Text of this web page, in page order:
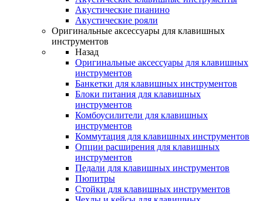
Акустические пианино
Акустические рояли
Оригинальные аксессуары для клавишных
инструментов
Назад
Оригинальные аксессуары для клавишных
инструментов
Банкетки для клавишных инструментов
Блоки питания для клавишных
инструментов
Комбоусилители для клавишных
инструментов
Коммутация для клавишных инструментов
Опции расширения для клавишных
инструментов
Педали для клавишных инструментов
Пюпитры
Стойки для клавишных инструментов